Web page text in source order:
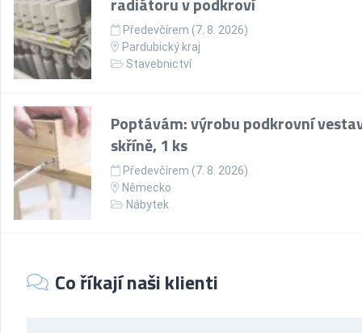
Předevčírem (7. 8. 2026)
Pardubický kraj
Stavebnictví
Poptávám: výrobu podkrovní
skříně, 1 ks
Předevčírem (7. 8. 2026)
Německo
Nábytek
Co říkají naši klienti